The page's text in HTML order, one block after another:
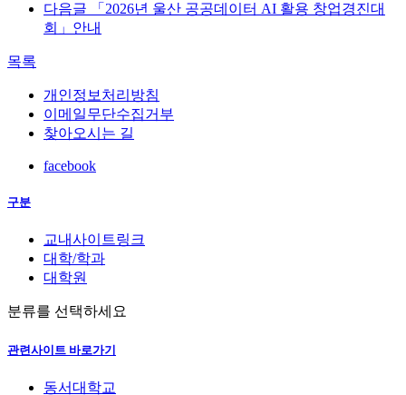
다음글
「2026년 울산 공공데이터 AI 활용 창업경진대
회」안내
목록
개인정보처리방침
이메일무단수집거부
찾아오시는 길
facebook
구분
교내사이트링크
대학/학과
대학원
분류를 선택하세요
관련사이트 바로가기
동서대학교